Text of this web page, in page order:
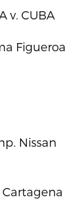
v. CUBA
Figueroa
Nissan